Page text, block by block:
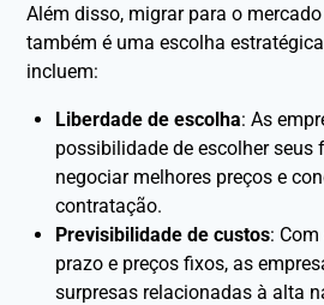
Além disso, migrar para o
também é uma escolha
incluem:
Liberdade de escolha: As
possibilidade de escolher seus
negociar melhores preços e
contratação.
Previsibilidade de custos:
prazo e preços fixos, as
surpresas relacionadas à alta